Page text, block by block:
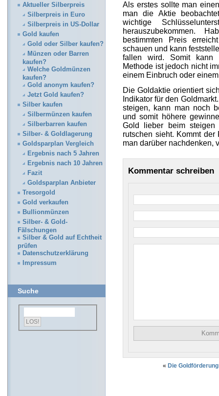
Als erstes sollte man
man die Aktie
wichtige
herauszubekommen.
bestimmten Preis
schauen und kann
fallen wird. Somit kann
Methode ist jedoch nicht
einem Einbruch oder
Die Goldaktie orientiert
Indikator für den
steigen, kann man noch
und somit höhere
Gold lieber beim
rutschen sieht. Kommt
man darüber nachdenken,
Kommentar schreiben
« Die
Aktueller Silberpreis
Silberpreis in Euro
Silberpreis in US-Dollar
Gold kaufen
Gold oder Silber kaufen?
Münzen oder Barren
kaufen?
Welche Goldmünzen
kaufen?
Gold anonym kaufen?
Jetzt Gold kaufen?
Silber kaufen
Silbermünzen kaufen
Silberbarren kaufen
Silber- & Goldlagerung
Goldsparplan Vergleich
Ergebnis nach 5 Jahren
Ergebnis nach 10 Jahren
Fazit
Goldsparplan Anbieter
Tresorgold
Gold verkaufen
Bullionmünzen
Silber- & Gold-
Fälschungen
Silber & Gold auf Echtheit
prüfen
Datenschutzerklärung
Impressum
Suche